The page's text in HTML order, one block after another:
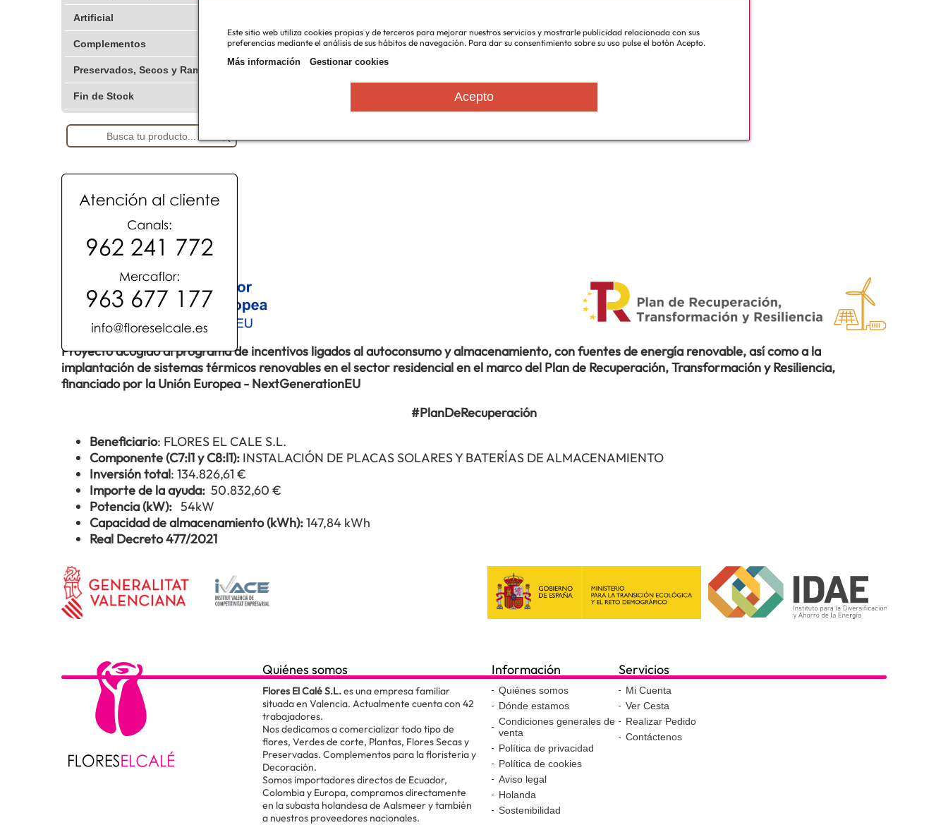
Artificial
Complementos
Preservados, Secos y Ramajes
Fin de Stock
Proyecto acogido al programa de incentivos ligados al autoconsumo y almacenamiento, con fuentes de energía renovable, así como a la
implantación de sistemas térmicos renovables en el sector residencial en el marco del Plan de Recuperación, Transformación y Resiliencia,
financiado por la Unión Europea - NextGenerationEU
#PlanDeRecuperación
Beneficiario: FLORES EL CALE S.L.
Componente (C7:l1 y C8:l1): INSTALACIÓN DE PLACAS SOLARES Y BATERÍAS DE ALMACENAMIENTO
Inversión total: 134.826,61 €
Importe de la ayuda: 50.832,60 €
Potencia (kW): 54kW
Capacidad de almacenamiento (kWh):147,84 kWh
Real Decreto 477/2021
Quiénes somos
Flores El Calé S.L.es una empresa familiar
situada en Valencia. Actualmente cuenta con 42
trabajadores.
Nos dedicamos a comercializar todo tipo de
flores, Verdes de corte, Plantas, Flores Secas y
Preservadas. Complementos para la floristeria y
Decoración.
Somos importadores directos de Ecuador,
Colombia y Europa, compramos directamente
en la subasta holandesa de Aalsmeer y también
a nuestros proveedores nacionales.
Información
Quiénes somos
Dónde estamos
Condiciones generales de
venta
Política de privacidad
Política de cookies
Aviso legal
Holanda
Sostenibilidad
Servicios
Mi Cuenta
Ver Cesta
Realizar Pedido
Contáctenos
Este sitio web utiliza cookies propias y de terceros para mejorar nuestros servicios y mostrarle publicidad relacionada con sus
preferencias mediante el análisis de sus hábitos de navegación. Para dar su consentimiento sobre su uso pulse el botón Acepto.
Más información
Gestionar cookies